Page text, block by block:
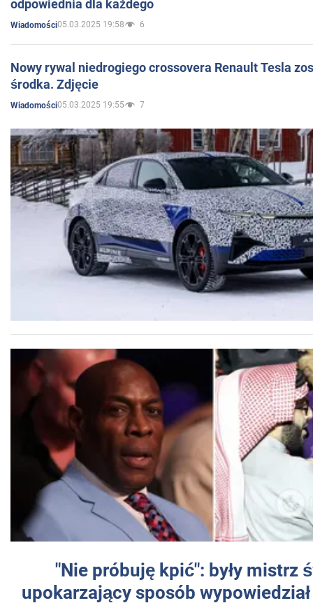
odpowiednia dla każdego
Wiadomości05.03.2025 19:58 6
Nowy rywal niedrogiego crossovera Renault Tesla
środka. Zdjęcie
Wiadomości05.03.2025 19:55 7
"Nie próbuję kpić": były mistrz
upokarzający sposób